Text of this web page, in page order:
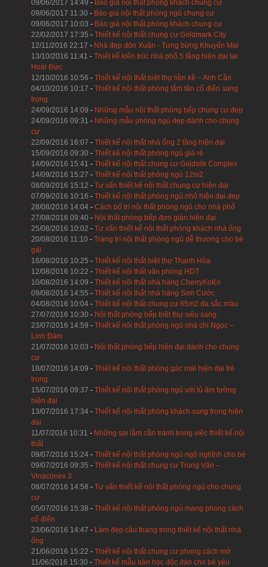
09/06/2017 14:49 - Báo giá nội thất phòng khách chung cư
09/06/2017 11:30 - Báo giá nội thất phòng ngủ chung cư
09/06/2017 10:03 - Báo giá nội thất phòng khách chung cư
22/02/2017 17:35 - Thiết kế nội thất chung cư Goldmark City
12/11/2016 22:17 - Nhà đẹp đón Xuân - Tưng bừng Khuyến Mại
13/10/2016 11:41 - Thiết kế kiến trúc nhà phố 5 tầng hiện đại tại
Hoài Đức
12/10/2016 10:56 - Thiết kế nội thất biệt thự liền kề – Anh Cần
04/10/2016 10:17 - Thiết kế nội thất phòng tắm tân cổ điển sang
trọng
24/09/2016 14:09 - Những mẫu nội thất phòng bếp chung cư đẹp
24/09/2016 09:31 - Những mẫu phòng ngủ đẹp dành cho chung
cư
22/09/2016 16:07 - Thiết kế nội thất nhà ống 2 tầng hiện đại
15/09/2016 09:30 - Thiết kê nội thất phòng ngủ giá rẻ
14/09/2016 15:41 - Thiết kế nội thất chung cư Goldsilk Complex
14/09/2016 15:27 - Thiết kế nội thất phòng ngủ 12m2
08/09/2016 15:12 - Tư vấn thiết kế nội thất chung cư hiện đại
07/09/2016 10:16 - Thiết kế nội thất phòng ngủ nhỏ hiện đại đẹp
28/08/2016 14:04- Cách bố trí nội thất phòng ngủ cho nhà phố
27/08/2016 09:40 - Nội thất phòng bếp đơn giản hiện đại
25/08/2016 10:02 - Tư vấn thiết kế nội thất phòng khách nhà ống
20/08/2016 11:10 - Trang trí nội thất phòng ngủ dễ thương cho bé
gái
16/08/2016 10:25 - Thiết kế nội thất biệt thự Thanh Hóa
12/08/2016 10:22 - Thiết kế nội thất văn phòng HDT
10/08/2016 14:09 - Thiết kế nội thất nhà hàng CherryKoKo
09/08/2016 14:55 - Thiết kế nội thất nhà hàng Sơn Cước
04/08/2016 10:04- Thiết kế nội thất chung cư 65m2 đa sắc màu
27/07/2016 10:30 - Nội thất phòng bếp biệt thự siêu sang
23/07/2016 14:59 - Thiết kế nội thất phòng ngủ nhà chị Ngọc –
Linh Đàm
21/07/2016 10:03 - Nội thất phòng bếp hiện đại dành cho chung
cư
18/07/2016 14:09 - Thiết kế nội thất phòng gác mái hiện đại trẻ
trung
15/07/2016 09:37 - Thiết kế nội thất phòng ngủ với tủ âm tường
hiện đại
13/07/2016 17:34- Thiết kế nội thất phòng khách sang trọng hiện
đại
11/07/2016 10:31 - Những sai lầm cần tránh trong việc thiết kế nội
thất
09/07/2016 15:24- Thiết kế nội thất phòng ngủ ngộ nghĩnh cho bé
09/07/2016 09:35 - Thiết kế nội thất chung cư Trung Văn –
Vinaconex 3
08/07/2016 14:58 - Tư vấn thiết kế nội thất phòng ngủ cho chung
cư
05/07/2016 15:38 - Thiết kế nội thất phòng ngủ mang phong cách
cổ điển
23/06/2016 14:47 - Làm đẹp cầu thang trong thiết kế nội thất nhà
ống
21/06/2016 15:22 - Thiết kế nội thất chung cư phong cách mở
11/06/2016 15:30 - Thiết kế mẫu bàn học độc đáo cho bé yêu